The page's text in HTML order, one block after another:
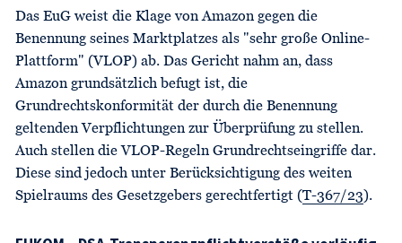
Das EuG weist die Klage von Amazon gegen die
Benennung seines Marktplatzes als "sehr große Online-
Plattform" (VLOP) ab. Das Gericht nahm an, dass
Amazon grundsätzlich befugt ist, die
Grundrechtskonformität der durch die Benennung
geltenden Verpflichtungen zur Überprüfung zu stellen.
Auch stellen die VLOP-Regeln Grundrechtseingriffe dar.
Diese sind jedoch unter Berücksichtigung des weiten
Spielraums des Gesetzgebers gerechtfertigt (T-367/23).